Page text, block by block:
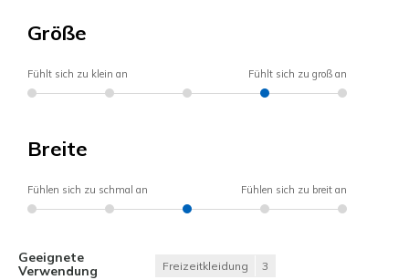
Größe
Fühlt sich zu klein an Fühlt sich zu groß an
Breite
Fühlen sich zu schmal an Fühlen sich zu breit an
Geeignete
Verwendung
Freizeitkleidung 3